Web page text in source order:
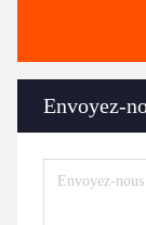
Envoyez-